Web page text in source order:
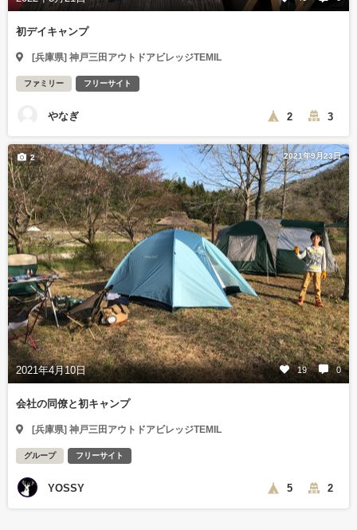
初デイキャンプ
[兵庫県] 神戸三田アウトドアビレッジTEMIL
ファミリー フリーサイト
やなぎ 2 3
2021年9月23日
2021年4月10日 19 0
2
会社の同僚と初キャンプ
[兵庫県] 神戸三田アウトドアビレッジTEMIL
グループ フリーサイト
YOSSY 5 2